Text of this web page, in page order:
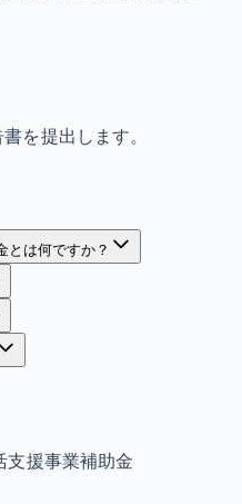
を提出します。
とは何ですか？
支援事業補助金